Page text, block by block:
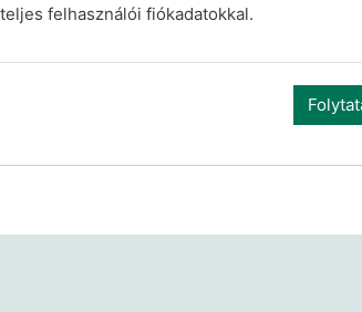
felhasználói fiókadatokkal.